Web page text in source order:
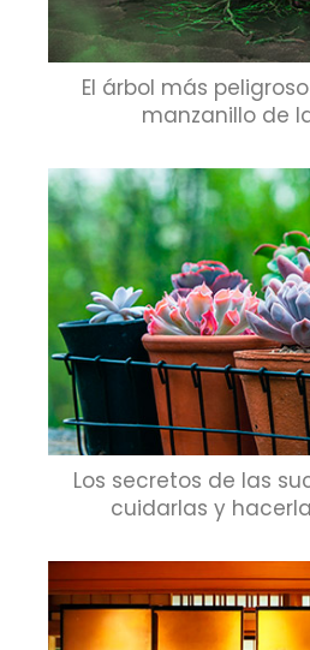
El árbol más
manzanillo de
Los secretos de las
cuidarlas y